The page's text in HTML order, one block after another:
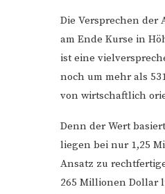
Die Versprechen der
am Ende Kurse in
ist eine
noch um mehr als
von wirtschaftlich
Denn der Wert
liegen bei nur 1,25
Ansatz zu
265 Millionen Dollar